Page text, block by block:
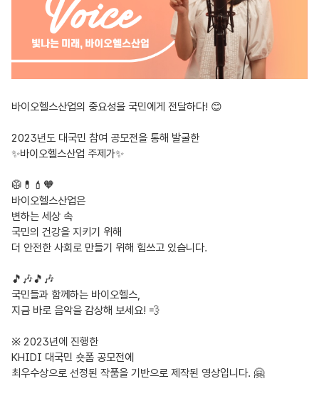
바이오헬스산업의 중요성을 국민에게 전달하다! 😊
2023년도 대국민 참여 공모전을 통해 발굴한
✨바이오헬스산업 주제가✨
🥼💊💄🧡
바이오헬스산업은
변하는 세상 속
국민의 건강을 지키기 위해
더 안전한 사회로 만들기 위해 힘쓰고 있습니다.
🎵🎶🎵🎶
국민들과 함께하는 바이오헬스,
지금 바로 음악을 감상해 보세요! 💨
※ 2023년에 진행한
KHIDI 대국민 숏폼 공모전에
최우수상으로 선정된 작품을 기반으로 제작된 영상입니다. 🤗